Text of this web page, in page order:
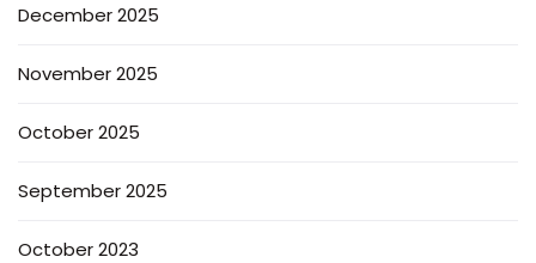
December 2025
November 2025
October 2025
September 2025
October 2023